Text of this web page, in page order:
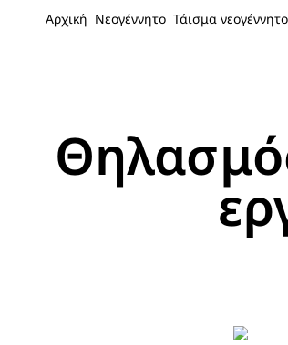
Αρχική Νεογέννητο Τάισμα